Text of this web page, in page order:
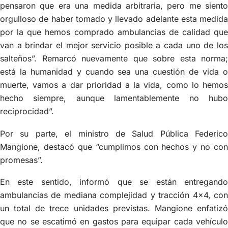
pensaron que era una medida arbitraria, pero me siento
orgulloso de haber tomado y llevado adelante esta medida
por la que hemos comprado ambulancias de calidad que
van a brindar el mejor servicio posible a cada uno de los
salteños”. Remarcó nuevamente que sobre esta norma;
está la humanidad y cuando sea una cuestión de vida o
muerte, vamos a dar prioridad a la vida, como lo hemos
hecho siempre, aunque lamentablemente no hubo
reciprocidad”.
Por su parte, el ministro de Salud Pública Federico
Mangione, destacó que “cumplimos con hechos y no con
promesas”.
En este sentido, informó que se están entregando
ambulancias de mediana complejidad y tracción 4×4, con
un total de trece unidades previstas. Mangione enfatizó
que no se escatimó en gastos para equipar cada vehículo